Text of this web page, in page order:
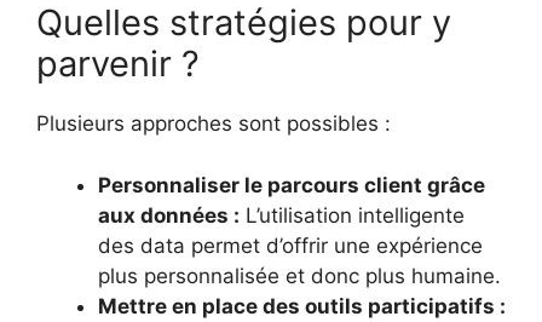
Quelles stratégies pour y
parvenir ?
Plusieurs approches sont possibles :
Personnaliser le parcours client grâce
aux données : L’utilisation intelligente
des data permet d’offrir une expérience
plus personnalisée et donc plus humaine.
Mettre en place des outils participatifs :